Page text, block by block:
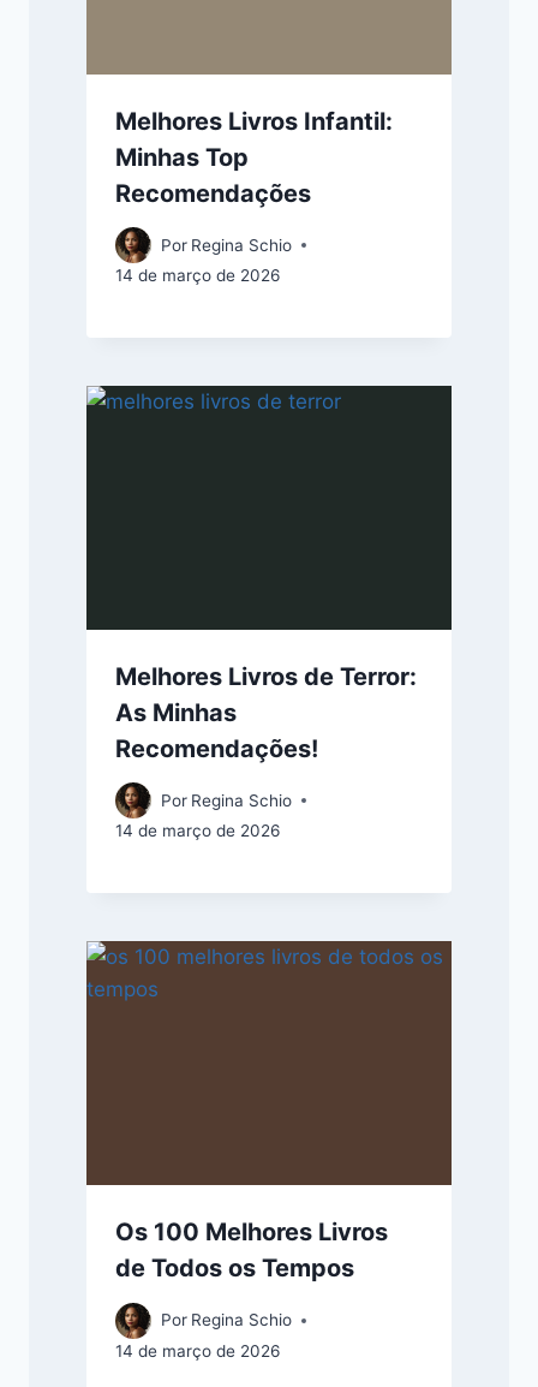
Melhores Livros Infantil:
Minhas Top
Recomendações
Por Regina Schio
14 de março de 2026
Melhores Livros de Terror:
As Minhas
Recomendações!
Por Regina Schio
14 de março de 2026
Os 100 Melhores Livros
de Todos os Tempos
Por Regina Schio
14 de março de 2026